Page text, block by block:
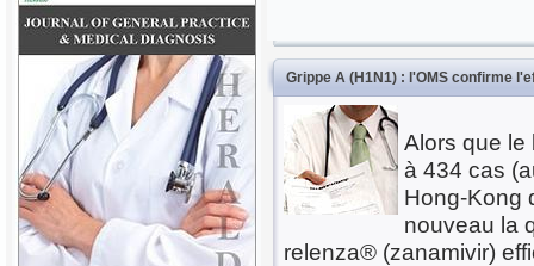
Grippe A (H1N1) : l'OMS confirme
Alors que le
à 434 cas
Hong-Kong
nouveau la
relenza® (zanamivir)